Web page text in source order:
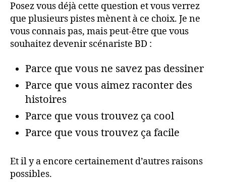
Posez vous déjà cette question et vous verrez
que plusieurs pistes mènent à ce choix. Je ne
vous connais pas, mais peut-être que vous
souhaitez devenir scénariste BD :
Parce que vous ne savez pas dessiner
Parce que vous aimez raconter des
histoires
Parce que vous trouvez ça cool
Parce que vous trouvez ça facile
Et il y a encore certainement d’autres raisons
possibles.